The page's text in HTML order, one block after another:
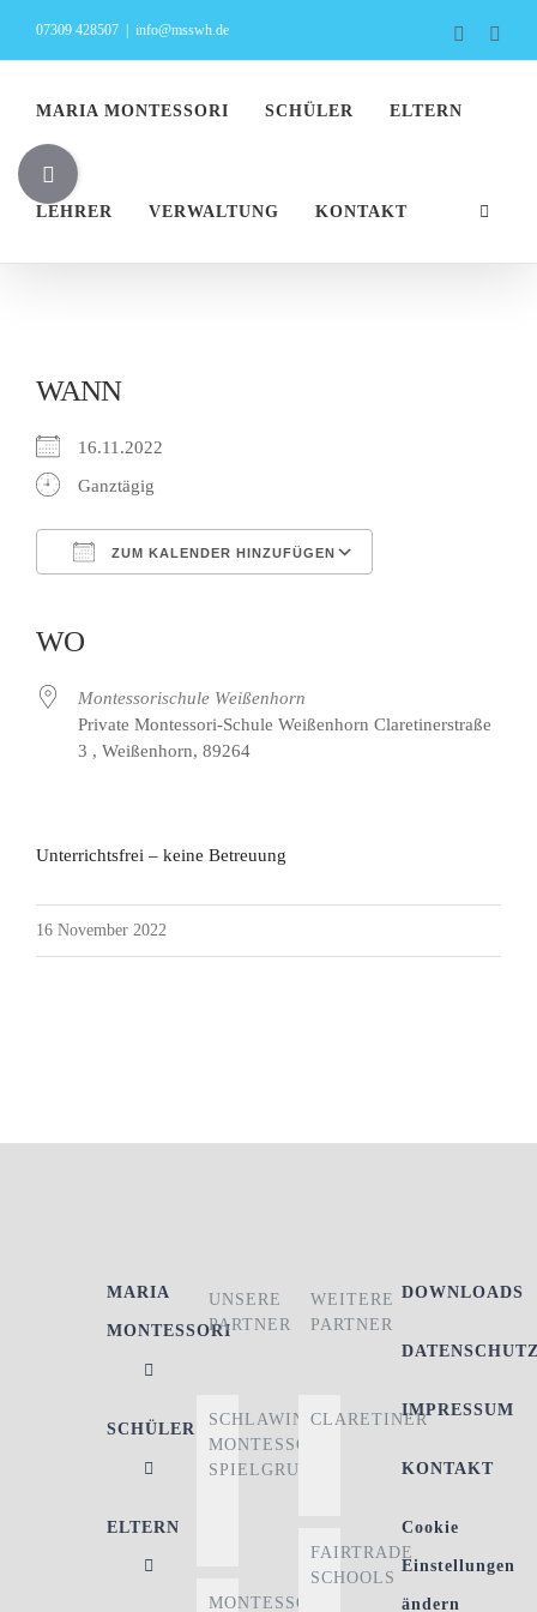
Inhalt
07309 428507 info@msswh.de Facebook
MARIA MONTESSORI SCHÜLER ELTERN
LEHRER VERWALTUNG KONTAKT
WANN
16.11.2022
Ganztägig
ZUM KALENDER HINZUFÜGEN
WO
Montessorischule Weißenhorn
Private Montessori-Schule Weißenhorn Claretinerstraße
3 , Weißenhorn, 89264
Unterrichtsfrei – keine Betreuung
16 November 2022
MARIA
MONTESSORI
SCHÜLER
ELTERN
UNSERE
PARTNER
SCHLAWINER
MONTESSORI-
SPIELGRUPPE
MONTESSORI
WEITERE
PARTNER
CLARETINER
FAIRTRADE
SCHOOLS
DOWNLOADS
IMPRESSUM
KONTAKT
Cookie
Einstellungen
ändern
Toggle
Sliding